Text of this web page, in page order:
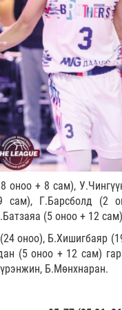
оноо + 8 сам),
сам), Г.Барсболд (2
(5 оноо + 12
оноо), Б.Хишигбаяр
(5 оноо + 12 сам)
Б.Мөнхнаран.